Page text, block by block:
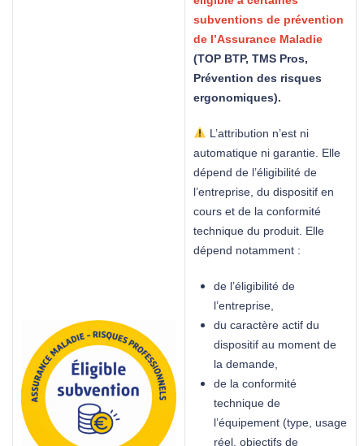
subventions de prévention
de l’Assurance Maladie
(TOP BTP, TMS Pros,
Prévention des risques
ergonomiques).
L’attribution n’est ni
automatique ni garantie. Elle
dépend de l’éligibilité de
l’entreprise, du dispositif en
cours et de la conformité
technique du produit. Elle
dépend notamment :
de l’éligibilité de
l’entreprise,
du caractère actif du
dispositif au moment de
la demande,
de la conformité
technique de
l’équipement (type, usage
réel, objectifs de